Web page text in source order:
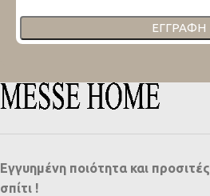
ΕΓΓΡΑΦΉ
Εγγυημένη ποιότητα και
σπίτι !